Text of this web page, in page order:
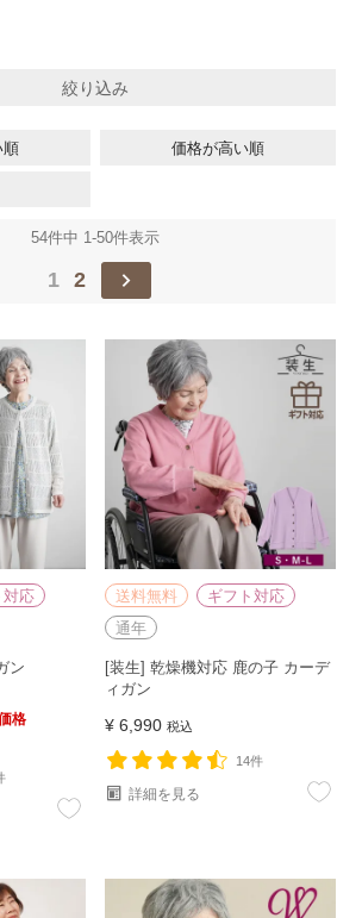
絞り込み
順 価格が高い順
54件中 1-50件表示
1 2
対応
ン
格
送料無料
ギフト対応
通年
[装生] 乾燥機対応 鹿の子 カーデ
ィガン
¥ 6,990 税込
14件
詳細を見る